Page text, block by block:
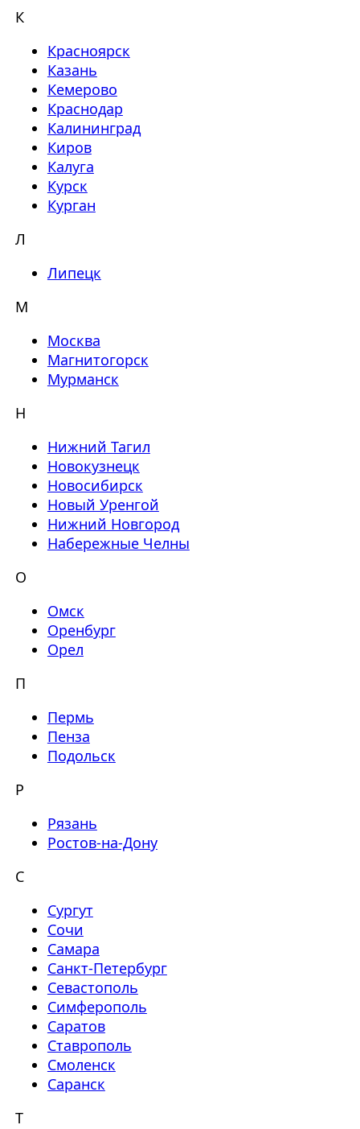
К
Красноярск
Казань
Кемерово
Краснодар
Калининград
Киров
Калуга
Курск
Курган
Л
Липецк
М
Москва
Магнитогорск
Мурманск
Н
Нижний Тагил
Новокузнецк
Новосибирск
Новый Уренгой
Нижний Новгород
Набережные Челны
О
Омск
Оренбург
Орел
П
Пермь
Пенза
Подольск
Р
Рязань
Ростов-на-Дону
С
Сургут
Сочи
Самара
Санкт-Петербург
Севастополь
Симферополь
Саратов
Ставрополь
Смоленск
Саранск
Т